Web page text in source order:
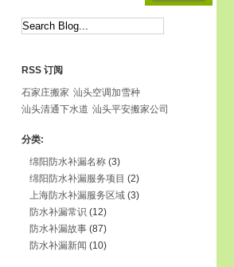
RSS 订阅
石家庄搬家 汕头空调加雪种
汕头清通下水道 汕头平安搬家公司
分类:
绵阳防水补漏名称 (3)
绵阳防水补漏服务项目 (2)
上海防水补漏服务区域 (3)
防水补漏常识 (12)
防水补漏故事 (87)
防水补漏新闻 (10)